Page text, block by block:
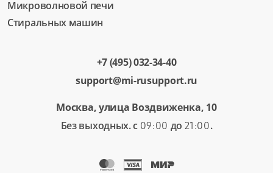
Микроволновой печи
Стиральных машин
+7 (495) 032-34-40
support@mi-rusupport.ru
Москва, улица Воздвиженка, 10
Без выходных. с 09:00 до 21:00.